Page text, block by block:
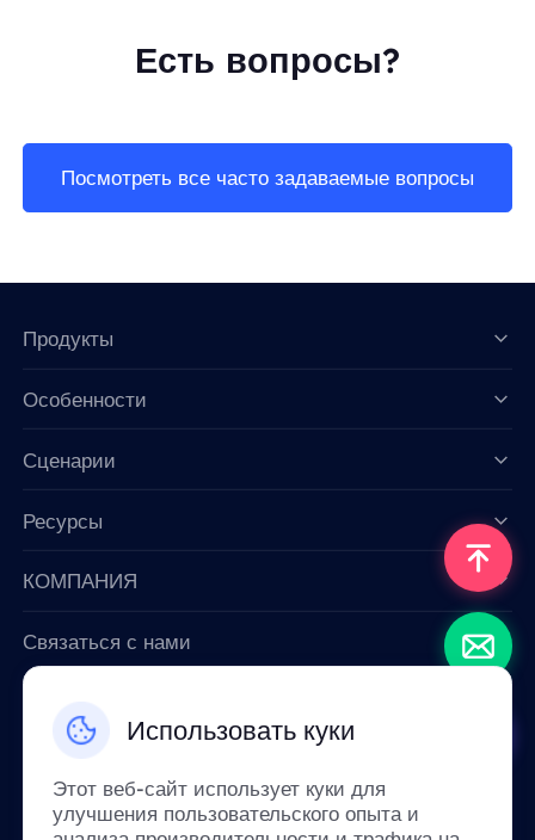
Есть вопросы?
Посмотреть все часто задаваемые вопросы
Использовать куки
Этот веб-сайт использует куки для
улучшения пользовательского опыта и
Продукты
Особенности
Сценарии
Ресурсы
КОМПАНИЯ
Связаться с нами